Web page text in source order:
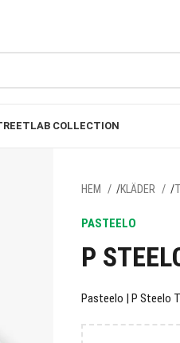
COLLECTION
HEM KLÄDER
PASTEELO
P
Pasteelo | P Steelo